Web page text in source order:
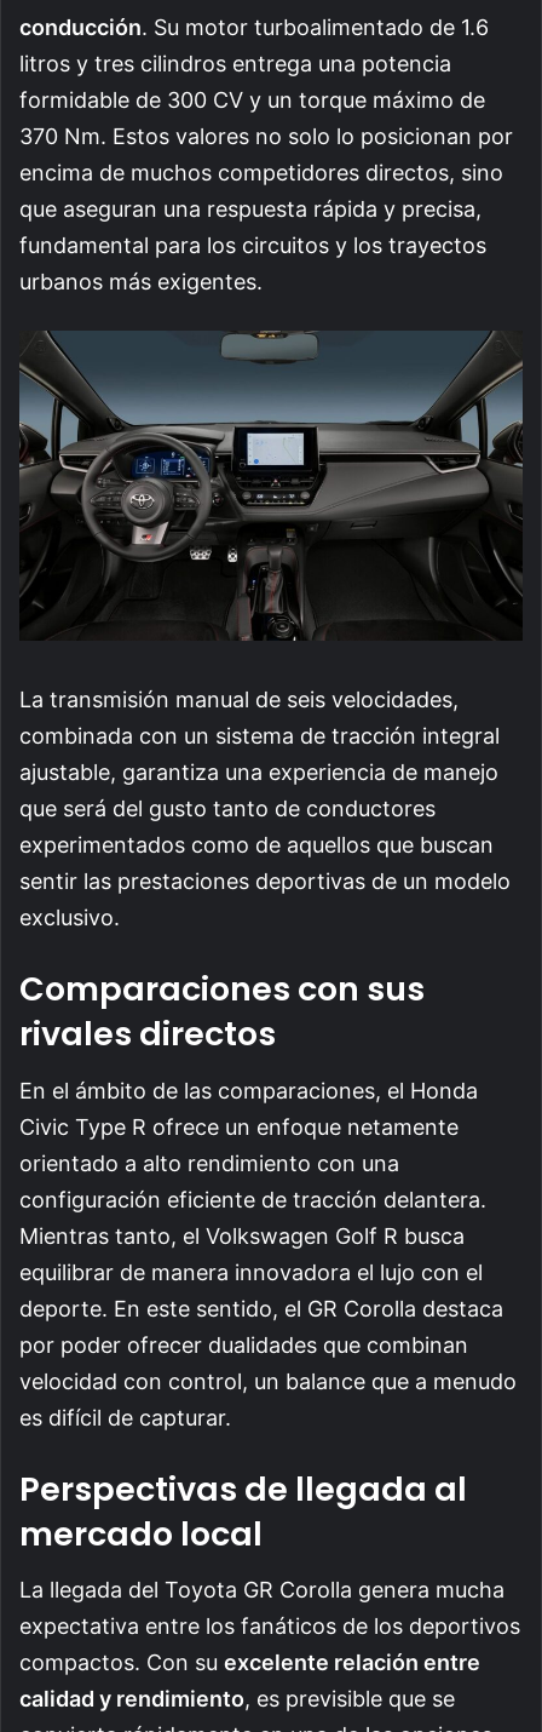
conducción. Su motor turboalimentado de 1.6
litros y tres cilindros entrega una potencia
formidable de 300 CV y un torque máximo de
370 Nm. Estos valores no solo lo posicionan por
encima de muchos competidores directos, sino
que aseguran una respuesta rápida y precisa,
fundamental para los circuitos y los trayectos
urbanos más exigentes.
La transmisión manual de seis velocidades,
combinada con un sistema de tracción integral
ajustable, garantiza una experiencia de manejo
que será del gusto tanto de conductores
experimentados como de aquellos que buscan
sentir las prestaciones deportivas de un modelo
exclusivo.
Comparaciones con sus
rivales directos
En el ámbito de las comparaciones, el Honda
Civic Type R ofrece un enfoque netamente
orientado a alto rendimiento con una
configuración eficiente de tracción delantera.
Mientras tanto, el Volkswagen Golf R busca
equilibrar de manera innovadora el lujo con el
deporte. En este sentido, el GR Corolla destaca
por poder ofrecer dualidades que combinan
velocidad con control, un balance que a menudo
es difícil de capturar.
Perspectivas de llegada al
mercado local
La llegada del Toyota GR Corolla genera mucha
expectativa entre los fanáticos de los deportivos
compactos. Con su excelente relación entre
calidad y rendimiento, es previsible que se